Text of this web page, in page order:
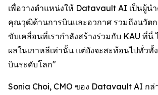
เพื่อวางตำแหน่งให้ Datavault AI เป็นผู้น
คุณวุฒิด้านการบินและอวกาศ รวมถึงนวัตก
ขับเคลื่อนที่เรากำลังสร้างร่วมกับ KAU ที่นี่
ผลในเกาหลีเท่านั้น แต่ยังจะสะท้อนไปทั่วทั้
บินระดับโลก"
Sonia Choi, CMO ของ Datavault AI กล่